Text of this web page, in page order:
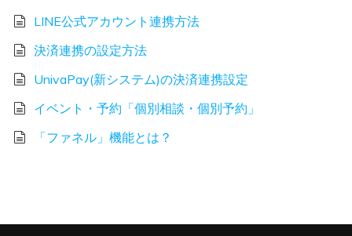
LINE公式アカウント連携方法
決済連携の設定方法
UnivaPay(新システム)の決済連携設定
イベント・予約「個別相談・個別予約」
「ファネル」機能とは？